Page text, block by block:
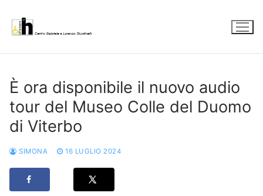
contenuto
È ora disponibile il nuovo audio
tour del Museo Colle del Duomo
di Viterbo
SIMONA 16 LUGLIO 2024